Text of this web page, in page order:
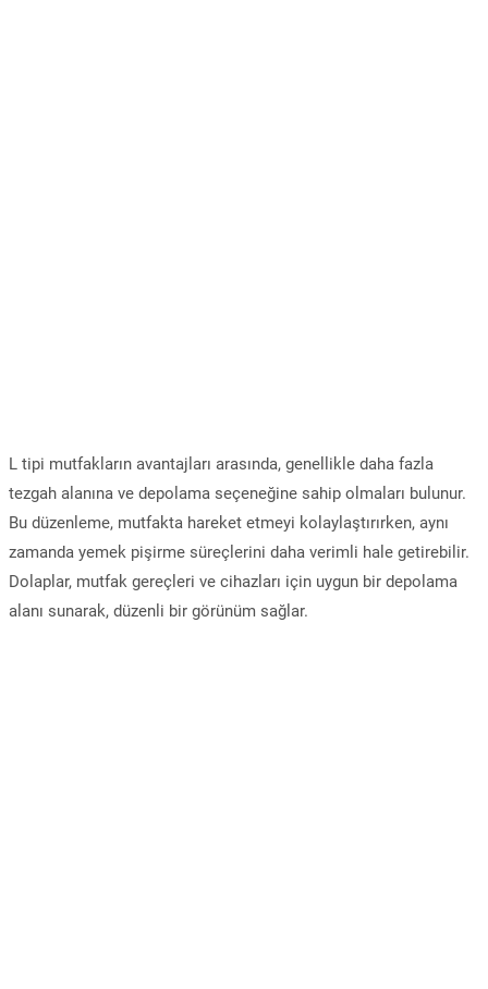
L tipi mutfakların avantajları arasında, genellikle daha fazla
tezgah alanına ve depolama seçeneğine sahip olmaları bulunur.
Bu düzenleme, mutfakta hareket etmeyi kolaylaştırırken, aynı
zamanda yemek pişirme süreçlerini daha verimli hale getirebilir.
Dolaplar, mutfak gereçleri ve cihazları için uygun bir depolama
alanı sunarak, düzenli bir görünüm sağlar.